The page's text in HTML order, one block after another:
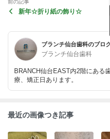
前の記事
新年☆折り紙の飾り☆
ブランチ仙台歯科のブロ
ブランチ仙台歯科
BRANCH仙台EAST内2階にある
療、矯正日あります。
最近の画像つき記事